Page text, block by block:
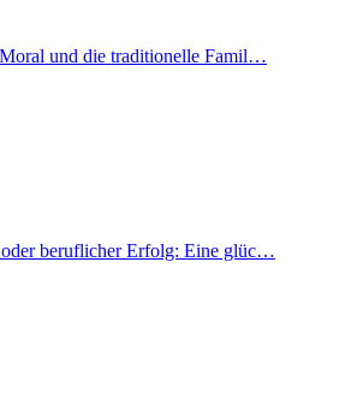
und die traditionelle Famil…
beruflicher Erfolg: Eine glüc…